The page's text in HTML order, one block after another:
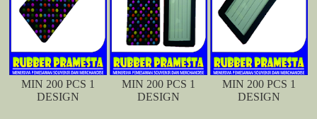
MIN 200 PCS 1
DESIGN
MIN 200 PCS 1
DESIGN
MIN 200 PCS 1
DESIGN